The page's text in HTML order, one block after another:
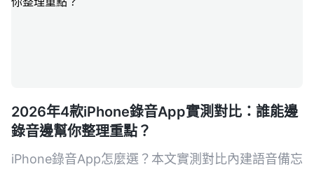
2026年4款iPhone錄音App實測對比：誰能邊
錄音邊幫你整理重點？
iPhone錄音App怎麼選？本文實測對比內建語音備忘